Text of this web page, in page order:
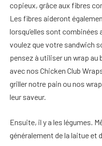
copieux, grâce aux fibres
Les fibres aideront
lorsqu’elles sont combinées
voulez que votre sandwich
pensez à utiliser un wrap
avec nos Chicken Club
griller notre pain ou nos
leur saveur.
Ensuite, il y a les légumes.
généralement de la laitue et